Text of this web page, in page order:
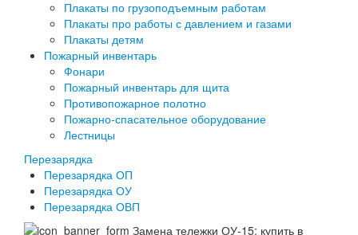
Плакаты по грузоподъемным работам
Плакаты про работы с давлением и газами
Плакаты детям
Пожарный инвентарь
Фонари
Пожарный инвентарь для щита
Противопожарное полотно
Пожарно-спасательное оборудование
Лестницы
Перезарядка
Перезарядка ОП
Перезарядка ОУ
Перезарядка ОВП